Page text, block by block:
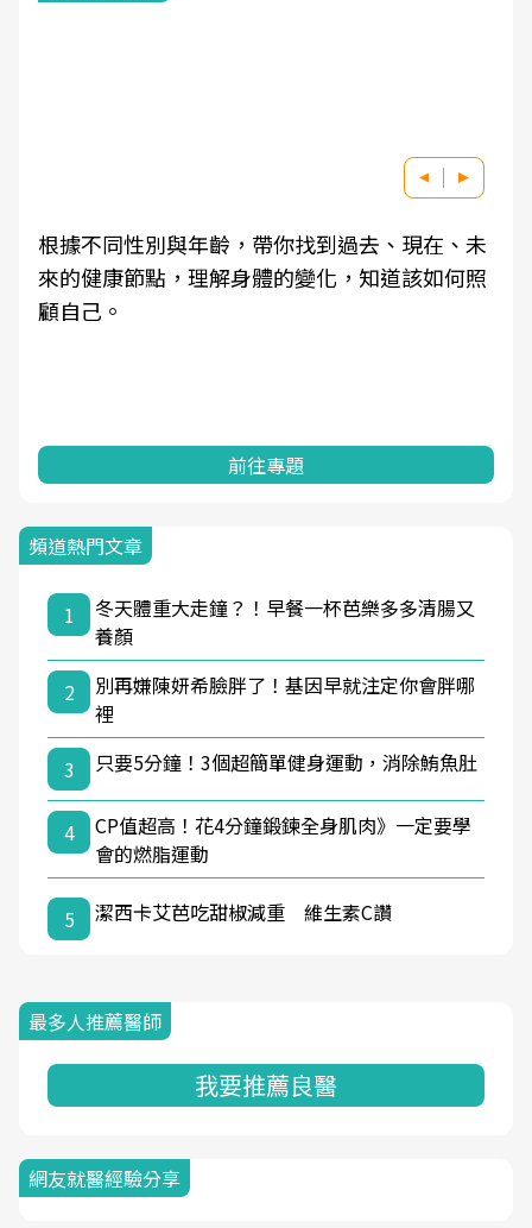
根據不同性別與年齡，帶你找到過去、現在、未
來的健康節點，理解身體的變化，知道該如何照
顧自己。
前往專題
頻道熱門文章
1
冬天體重大走鐘？！早餐一杯芭樂多多清腸又
養顏
2
別再嫌陳妍希臉胖了！基因早就注定你會胖哪
裡
3
只要5分鐘！3個超簡單健身運動，消除鮪魚肚
4
CP值超高！花4分鐘鍛鍊全身肌肉》一定要學
會的燃脂運動
5 潔西卡艾芭吃甜椒減重 維生素C讚
最多人推薦醫師
我要推薦良醫
網友就醫經驗分享